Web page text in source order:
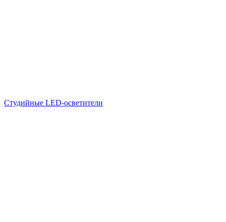
Студийные LED-осветители